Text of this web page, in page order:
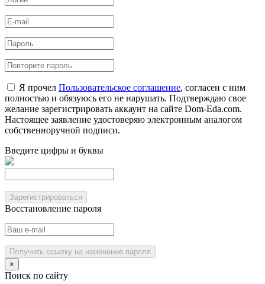
Я прочел Пользовательское соглашение, согласен с ним
полностью и обязуюсь его не нарушать. Подтверждаю свое
желание зарегистрировать аккаунт на сайте Dom-Eda.com.
Настоящее заявление удостоверяю электронным аналогом
собственноручной подписи.
Введите цифры и буквы
Зарегистрироваться
Восстановление пароля
Получить ссылку на изменение пароля
×
Поиск по сайту